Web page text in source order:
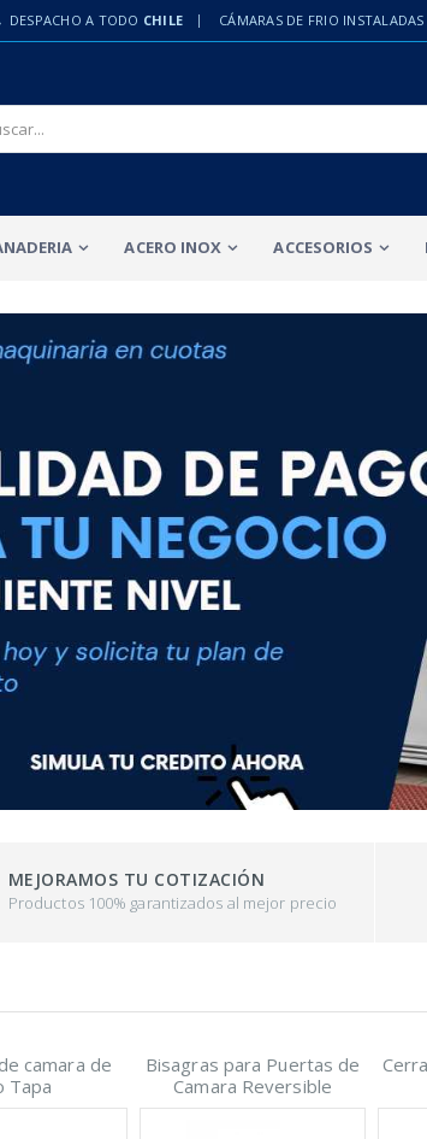
DESPACHO A TODO CHILE CÁMARAS DE FRIO INSTALADAS
ACERO INOX ACCESORIOS
MEJORAMOS TU COTIZACIÓN
Productos 100% garantizados al mejor precio
camara de
Tapa
Bisagras para Puertas de
Camara Reversible